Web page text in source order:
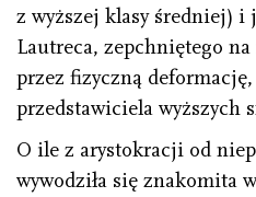
z wyższej klasy średniej) i
Lautreca, zepchniętego na
przez fizyczną
przedstawiciela wyższych
O ile z arystokracji od
wywodziła się znakomita